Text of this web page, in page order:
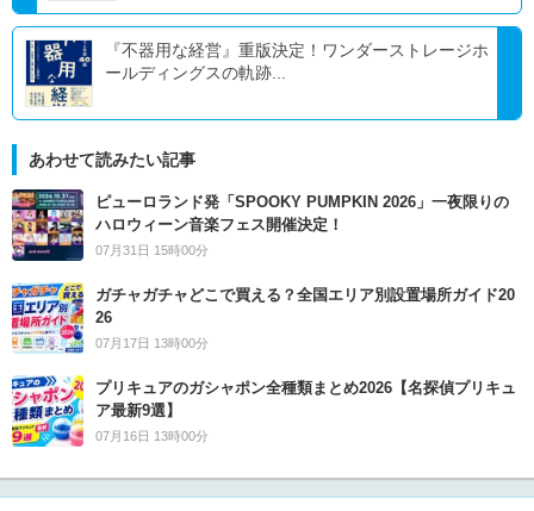
『不器用な経営』重版決定！ワンダーストレージホ
ールディングスの軌跡...
あわせて読みたい記事
ピューロランド発「SPOOKY PUMPKIN 2026」一夜限りの
ハロウィーン音楽フェス開催決定！
07月31日 15時00分
ガチャガチャどこで買える？全国エリア別設置場所ガイド20
26
07月17日 13時00分
プリキュアのガシャポン全種類まとめ2026【名探偵プリキュ
ア最新9選】
07月16日 13時00分